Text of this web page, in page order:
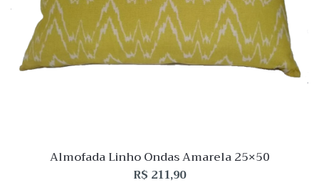
Almofada Linho Ondas Amarela 25×50
R$ 211,90